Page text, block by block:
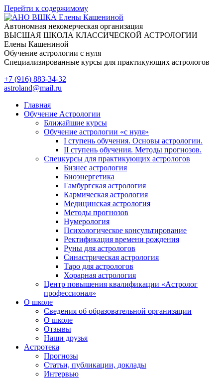
Перейти к содержимому
Автономная некомерческая организация
ВЫСШАЯ ШКОЛА КЛАССИЧЕСКОЙ АСТРОЛОГИИ
Елены Кашениной
Обучение астрологии с нуля
Специализированные курсы для практикующих астрологов
+7 (916) 883-34-32
astroland@mail.ru
Главная
Обучение Астрологии
Ближайшие курсы
Обучение астрологии «с нуля»
I ступень обучения. Основы астрологии.
II ступень обучения. Методы прогнозов.
Спецкурсы для практикующих астрологов
Бизнес астрология
Биоэнергетика
Гамбургская астрология
Кармическая астрология
Медицинская астрология
Методы прогнозов
Нумерология
Психологическое консультирование
Ректификация времени рождения
Руны для астрологов
Синастрическая астрология
Таро для астрологов
Хорарная астрология
Центр повышения квалификации «Астролог
профессионал»
О школе
Сведения об образовательной организации
О школе
Отзывы
Наши друзья
Астротека
Прогнозы
Статьи, публикации, доклады
Интервью